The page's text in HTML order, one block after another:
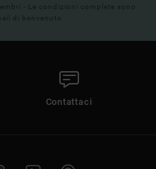
- Le condizioni complete sono
di benvenuto
Contattaci